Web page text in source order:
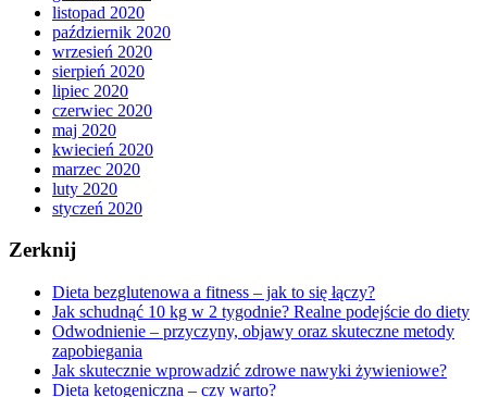
listopad 2020
październik 2020
wrzesień 2020
sierpień 2020
lipiec 2020
czerwiec 2020
maj 2020
kwiecień 2020
marzec 2020
luty 2020
styczeń 2020
Zerknij
Dieta bezglutenowa a fitness – jak to się łączy?
Jak schudnąć 10 kg w 2 tygodnie? Realne podejście do diety
Odwodnienie – przyczyny, objawy oraz skuteczne metody
zapobiegania
Jak skutecznie wprowadzić zdrowe nawyki żywieniowe?
Dieta ketogeniczna – czy warto?